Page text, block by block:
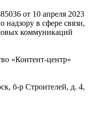
от 10 апреля 2023
в сфере связи,
коммуникаций
«Контент-центр»
б-р Строителей, д. 4,